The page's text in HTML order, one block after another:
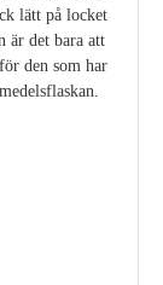
lätt på locket
är det bara att
den som har